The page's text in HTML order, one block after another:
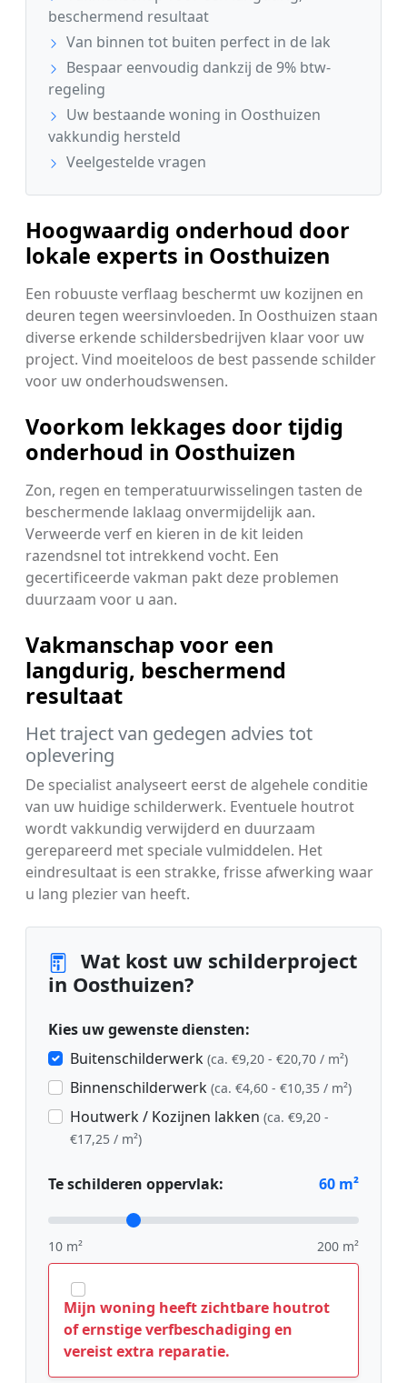
beschermend resultaat
Van binnen tot buiten perfect in de lak
Bespaar eenvoudig dankzij de 9% btw-
regeling
Uw bestaande woning in Oosthuizen
vakkundig hersteld
Veelgestelde vragen
Hoogwaardig onderhoud door
lokale experts in Oosthuizen
Een robuuste verflaag beschermt uw kozijnen en
deuren tegen weersinvloeden. In Oosthuizen staan
diverse erkende schildersbedrijven klaar voor uw
project. Vind moeiteloos de best passende schilder
voor uw onderhoudswensen.
Voorkom lekkages door tijdig
onderhoud in Oosthuizen
Zon, regen en temperatuurwisselingen tasten de
beschermende laklaag onvermijdelijk aan.
Verweerde verf en kieren in de kit leiden
razendsnel tot intrekkend vocht. Een
gecertificeerde vakman pakt deze problemen
duurzaam voor u aan.
Vakmanschap voor een
langdurig, beschermend
resultaat
Het traject van gedegen advies tot
oplevering
De specialist analyseert eerst de algehele conditie
van uw huidige schilderwerk. Eventuele houtrot
wordt vakkundig verwijderd en duurzaam
gerepareerd met speciale vulmiddelen. Het
eindresultaat is een strakke, frisse afwerking waar
u lang plezier van heeft.
Wat kost uw schilderproject
in Oosthuizen?
Kies uw gewenste diensten:
Buitenschilderwerk (ca. €9,20 - €20,70 / m²)
Binnenschilderwerk (ca. €4,60 - €10,35 / m²)
Houtwerk / Kozijnen lakken (ca. €9,20 -
€17,25 / m²)
Te schilderen oppervlak: 60 m²
10 m² 200 m²
Mijn woning heeft zichtbare houtrot
of ernstige verfbeschadiging en
vereist extra reparatie.